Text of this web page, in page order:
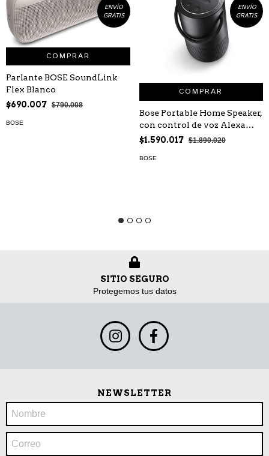
ENVÍO
GRATIS
COMPRAR
Parlante BOSE SoundLink
Flex Blanco
$690.007 $790.008
BOSE
ENVÍO
GRATIS
COMPRAR
Bose Portable Home Speaker,
con control de voz Alexa
integrado,
$1.590.017 $1.890.020
BOSE
SITIO SEGURO
Protegemos tus datos
NEWSLETTER